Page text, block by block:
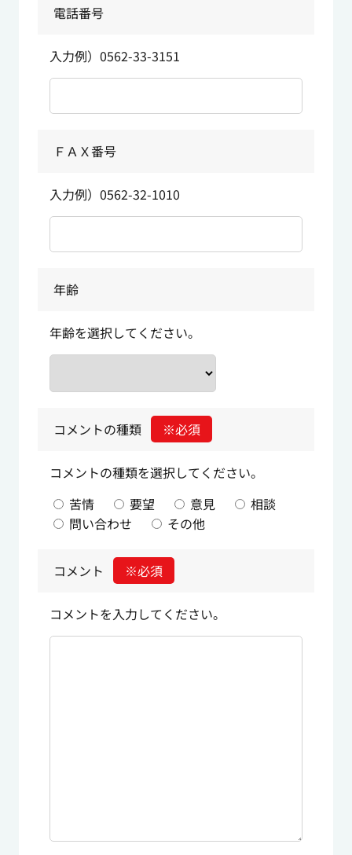
電話番号
入力例）0562-33-3151
ＦＡＸ番号
入力例）0562-32-1010
年齢
年齢を選択してください。
コメントの種類 ※必須
コメントの種類を選択してください。
苦情
要望 意見
相談
問い合わせ
その他
コメント ※必須
コメントを入力してください。